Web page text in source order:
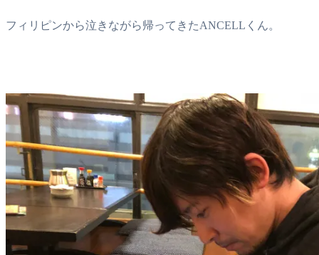
フィリピンから泣きながら帰ってきたANCELLくん。